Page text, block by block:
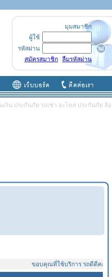
มุมสมาชิก
ผู้ใช้
รหัสผ่าน
สมัครสมาชิก ลืมรหัสผ่าน
งิน ประกันภัย รถเช่า อะไหล่ ประกันภัย ล้อ
ขอบคุณที่ใช้บริการ รถดีดีคอทคอม